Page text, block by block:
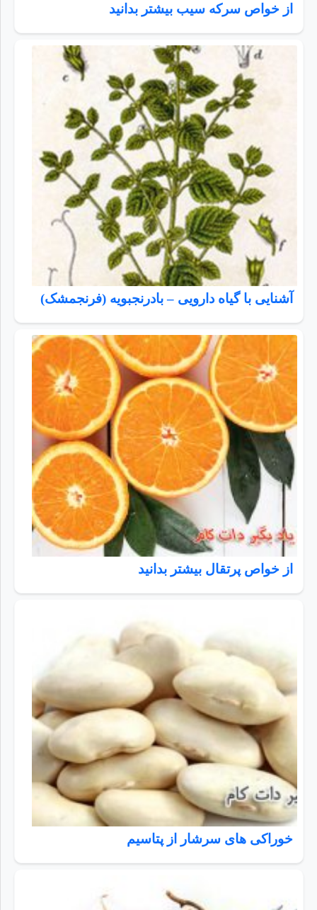
از خواص سرکه سیب بیشتر بدانید
آشنایی با گیاه دارویی – بادرنجبویه (فرنجمشک)
از خواص پرتقال بیشتر بدانید
خوراکی های سرشار از پتاسیم